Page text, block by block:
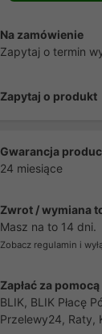
Na zamówienie
Zapytaj o termin
Zapytaj o produkt
Gwarancja
24 miesiące
Zwrot / wymiana
Masz na to 14 dni.
Zobacz regulamin i
Zapłać za pomocą
BLIK, BLIK Płacę
Przelewy24, Raty,